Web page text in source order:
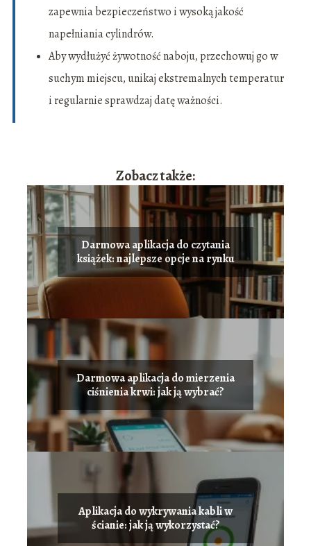
zapewnia bezpieczeństwo i wysoką jakość
napełniania cylindrów.
Aby wydłużyć żywotność naboju, przechowuj go w
suchym miejscu, unikaj ekstremalnych temperatur
i regularnie sprawdzaj datę ważności.
Zobacz także:
Darmowa aplikacja do czytania
książek: najlepsze opcje na rynku
Darmowa aplikacja do mierzenia
ciśnienia krwi: jak ją wybrać?
Aplikacja do wykrywania kabli w
ścianie: jak ją wykorzystać?